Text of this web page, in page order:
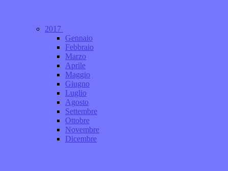
2017
Gennaio
Febbraio
Marzo
Aprile
Maggio
Giugno
Luglio
Agosto
Settembre
Ottobre
Novembre
Dicembre